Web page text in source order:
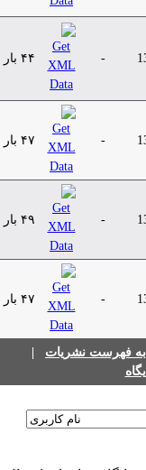
۴۴ بار
۴۷ بار
۴۹ بار
۴۷ بار
فهرست نشریات|